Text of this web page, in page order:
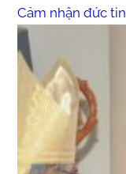
Cảm nhận đức tin